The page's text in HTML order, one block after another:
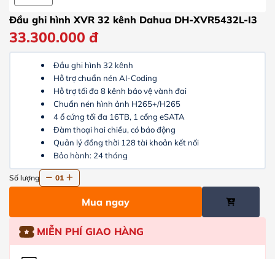
Đầu ghi hình XVR 32 kênh Dahua DH-XVR5432L-I3
33.300.000 đ
Đầu ghi hình 32 kênh
Hỗ trợ chuẩn nén AI-Coding
Hỗ trợ tối đa 8 kênh bảo vệ vành đai
Chuẩn nén hình ảnh H265+/H265
4 ổ cứng tối đa 16TB, 1 cổng eSATA
Đàm thoại hai chiều, có báo động
Quản lý đồng thời 128 tài khoản kết nối
Bảo hành: 24 tháng
Số lượng 01
Mua ngay
MIỄN PHÍ GIAO HÀNG